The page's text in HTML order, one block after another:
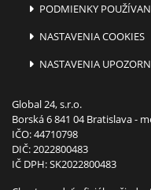
PODMIENKY
NASTAVENIA COOKIES
NASTAVENIA
Global 24, s.r.o.
Borská 6 841 04 Bratislava -
IČO: 44710798
DIČ: 2022800483
IČ DPH: SK2022800483